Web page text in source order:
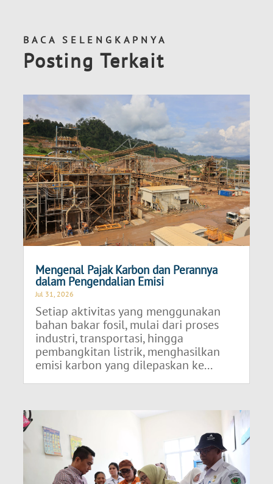
BACA SELENGKAPNYA
Posting Terkait
Mengenal Pajak Karbon dan Perannya
dalam Pengendalian Emisi
Jul 31, 2026
Setiap aktivitas yang menggunakan
bahan bakar fosil, mulai dari proses
industri, transportasi, hingga
pembangkitan listrik, menghasilkan
emisi karbon yang dilepaskan ke...